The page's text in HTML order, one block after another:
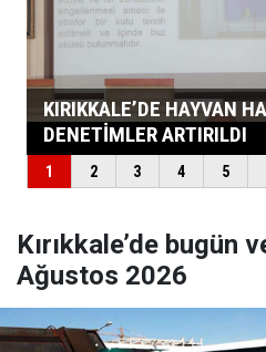
Kırıkkale’de bugün
Ağustos 2026